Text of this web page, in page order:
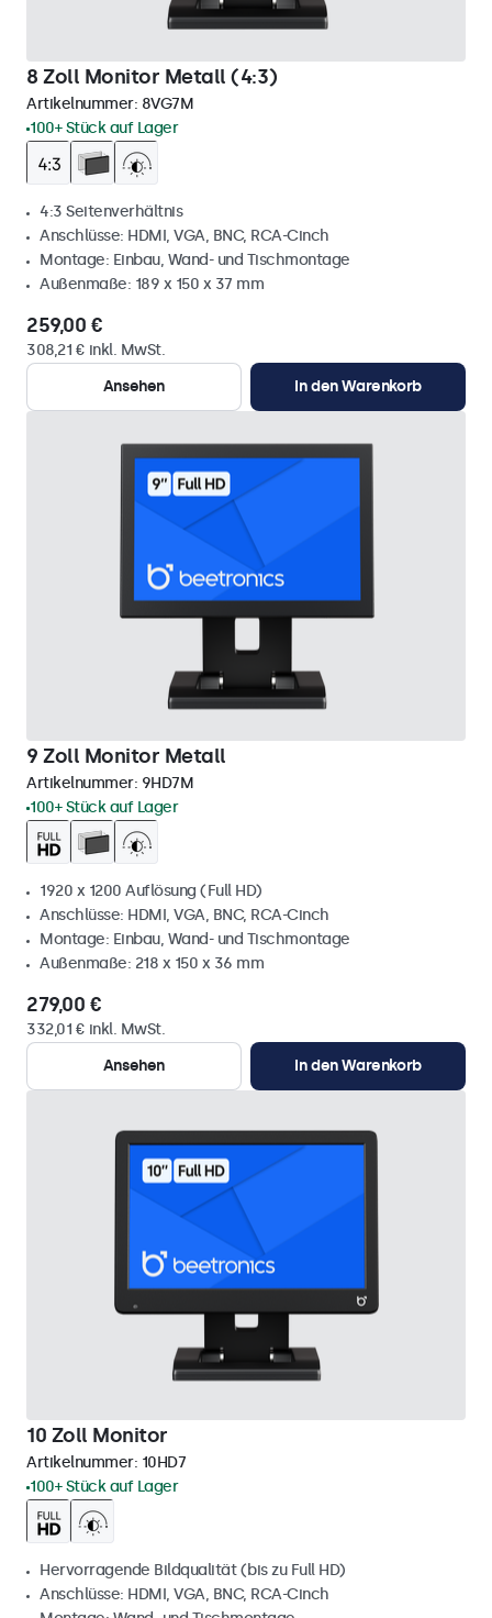
8 Zoll Monitor Metall (4:3)
Artikelnummer: 8VG7M
100+ Stück auf Lager
4:3 Seitenverhältnis
Anschlüsse: HDMI, VGA, BNC, RCA-Cinch
Montage: Einbau, Wand- und Tischmontage
Außenmaße: 189 x 150 x 37 mm
259,00 €
308,21 € inkl. MwSt.
Ansehen
In den Warenkorb
9 Zoll Monitor Metall
Artikelnummer: 9HD7M
100+ Stück auf Lager
1920 x 1200 Auflösung (Full HD)
Anschlüsse: HDMI, VGA, BNC, RCA-Cinch
Montage: Einbau, Wand- und Tischmontage
Außenmaße: 218 x 150 x 36 mm
279,00 €
332,01 € inkl. MwSt.
Ansehen
In den Warenkorb
10 Zoll Monitor
Artikelnummer: 10HD7
100+ Stück auf Lager
Hervorragende Bildqualität (bis zu Full HD)
Anschlüsse: HDMI, VGA, BNC, RCA-Cinch